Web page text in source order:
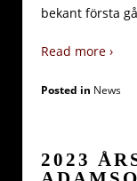
bekant första
Read more ›
Posted in News
2023